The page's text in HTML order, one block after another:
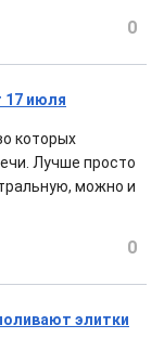
0
17 июля
которых
Лучше просто
можно и
0
элитки